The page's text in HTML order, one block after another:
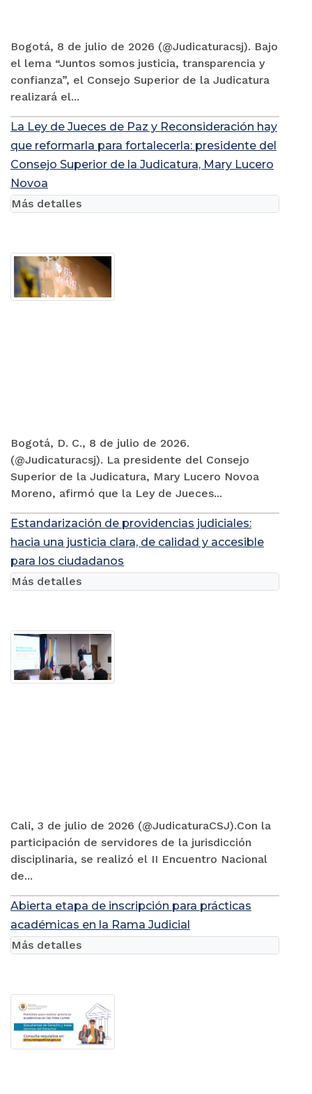
Bogotá, 8 de julio de 2026 (@Judicaturacsj). Bajo
el lema “Juntos somos justicia, transparencia y
confianza”, el Consejo Superior de la Judicatura
realizará el...
La Ley de Jueces de Paz y Reconsideración hay
que reformarla para fortalecerla: presidente del
Consejo Superior de la Judicatura, Mary Lucero
Bogotá, D. C., 8 de julio de 2026.
(@Judicaturacsj). La presidente del Consejo
Superior de la Judicatura, Mary Lucero Novoa
Moreno, afirmó que la Ley de Jueces...
Estandarización de providencias judiciales:
hacia una justicia clara, de calidad y accesible
Cali, 3 de julio de 2026 (@JudicaturaCSJ).Con la
participación de servidores de la jurisdicción
disciplinaria, se realizó el II Encuentro Nacional
de...
Abierta etapa de inscripción para prácticas